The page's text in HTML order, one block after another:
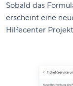
Sobald das
erscheint eine
Hilfecenter